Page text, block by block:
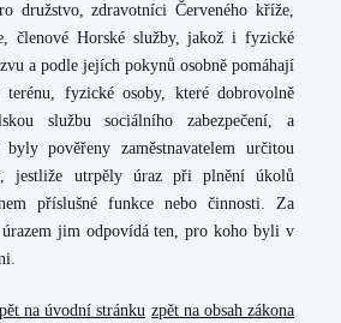
družstvo, zdravotníci Červeného kříže,
členové Horské služby, jakož i fyzické
a podle jejích pokynů osobně pomáhají
fyzické osoby, které dobrovolně
službu sociálního zabezpečení, a
pověřeny zaměstnavatelem určitou
jestliže utrpěly úraz při plnění úkolů
příslušné funkce nebo činnosti. Za
jim odpovídá ten, pro koho byli v
zpět na obsah zákona
na úvodní stránku